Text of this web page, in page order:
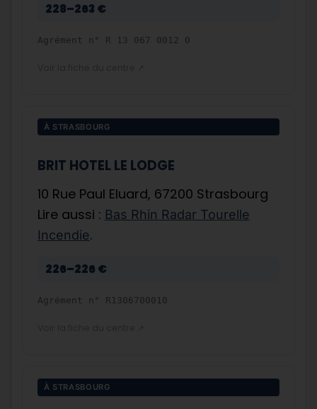
228–263 €
Agrément n° R 13 067 0012 0
À STRASBOURG
BRIT HOTEL LE LODGE
10 Rue Paul Eluard, 67200 Strasbourg
Lire aussi : Bas Rhin Radar Tourelle
Incendie.
226–226 €
Agrément n° R1306700010
À STRASBOURG